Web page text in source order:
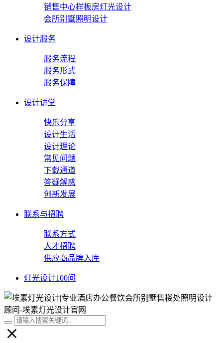
销售中心样板房灯光设计
会所别墅照明设计
设计服务
服务流程
服务形式
服务保障
设计讲堂
快乐分享
设计生活
设计理论
常见问题
下载通道
答疑解惑
创新发展
联系与招聘
联系方式
人才招聘
供应商品牌入库
灯光设计100问